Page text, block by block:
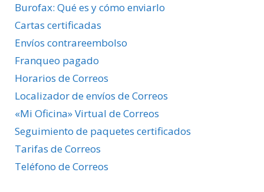
Burofax: Qué es y cómo enviarlo
Cartas certificadas
Envíos contrareembolso
Franqueo pagado
Horarios de Correos
Localizador de envíos de Correos
«Mi Oficina» Virtual de Correos
Seguimiento de paquetes certificados
Tarifas de Correos
Teléfono de Correos